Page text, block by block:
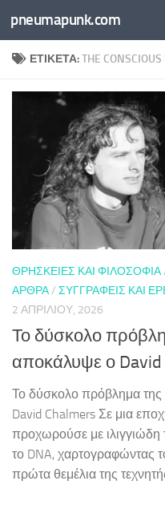
Skip to content
pneumapunk.com
ΕΤΙΚΈΤΑ:THE
ΘΡΗΣΚΕΊΕΣ ΚΑΙ ΦΙΛΟΣΟΦΊΑ
ΆΡΘΡΑ/ ΣΥΓΓΡΑΦΕΊΣ ΚΑΙ
2 ΑΠΡΙΛΊΟΥ, 2026
Το δύσκολο
αποκάλυψε ο David
Το δύσκολο πρόβλημα
David Chalmers Σε μια
προχωρούσε με
το DNA, χαρτογραφώντας
πρώτα θεμέλια της